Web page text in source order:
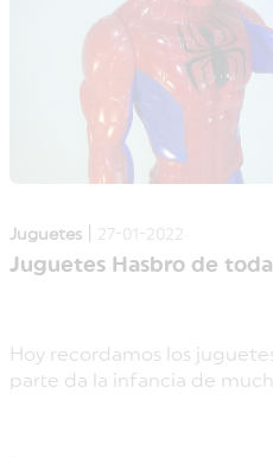
Juguetes 27-01-2022
Juguetes Hasbro de
Hoy recordamos los
parte da la infancia de